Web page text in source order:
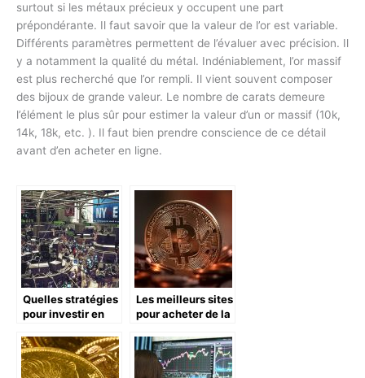
surtout si les métaux précieux y occupent une part
prépondérante. Il faut savoir que la valeur de l’or est variable.
Différents paramètres permettent de l’évaluer avec précision. Il
y a notamment la qualité du métal. Indéniablement, l’or massif
est plus recherché que l’or rempli. Il vient souvent composer
des bijoux de grande valeur. Le nombre de carats demeure
l’élément le plus sûr pour estimer la valeur d’un or massif (10k,
14k, 18k, etc. ). Il faut bien prendre conscience de ce détail
avant d’en acheter en ligne.
Quelles stratégies
pour investir en
Les meilleurs sites
pour acheter de la